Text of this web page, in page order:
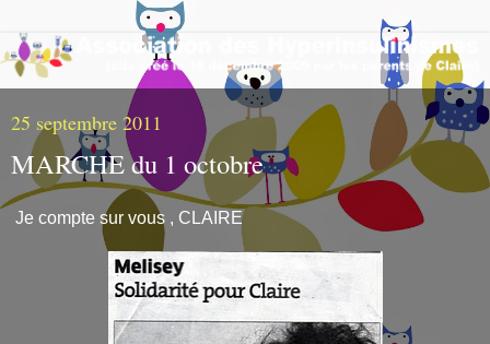
25 septembre 2011
MARCHE du 1 octobre
Je compte sur vous , CLAIRE